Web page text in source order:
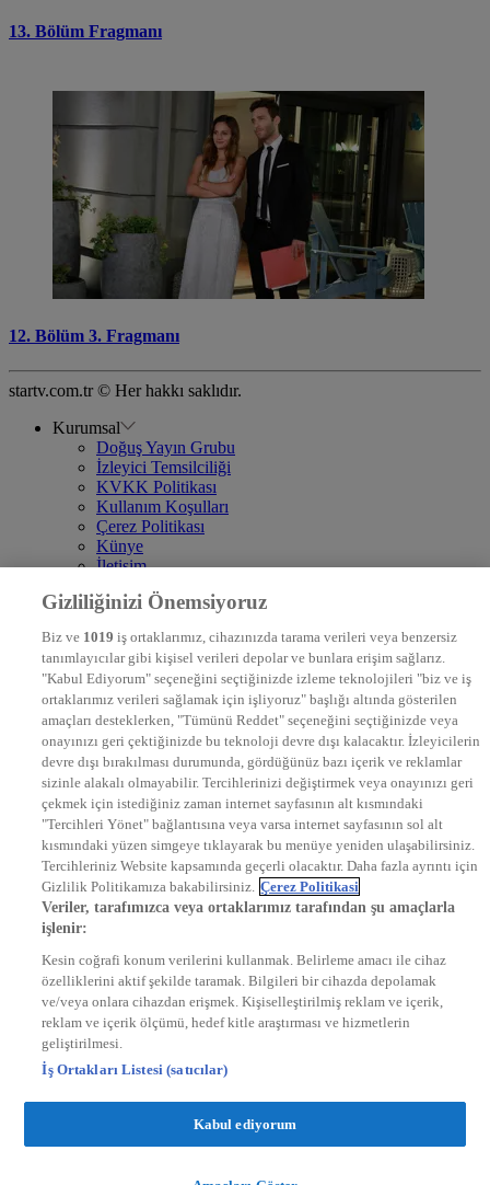
13. Bölüm Fragmanı
12. Bölüm 3. Fragmanı
startv.com.tr © Her hakkı saklıdır.
Kurumsal
Doğuş Yayın Grubu
İzleyici Temsilciliği
KVKK Politikası
Kullanım Koşulları
Çerez Politikası
Künye
İletişim
DYG Televizyonlar
STAR
EURO STAR
KRAL POP TV
DYG Radyolar
NTV RADYO
KRAL FM
KRAL POP
EKSEN
VOYAGE
DYG Dijital
ntv.com.tr
ntvspor.net
secim.ntv.com.tr
startv.com.tr
kralmuzik.com.tr
Gizliliğinizi Önemsiyoruz
Biz ve 1019 iş ortaklarımız, cihazınızda tarama verileri veya benzersiz
tanımlayıcılar gibi kişisel verileri depolar ve bunlara erişim sağlarız.
"Kabul Ediyorum" seçeneğini seçtiğinizde izleme teknolojileri "biz ve iş
ortaklarımız verileri sağlamak için işliyoruz" başlığı altında gösterilen
amaçları desteklerken, "Tümünü Reddet" seçeneğini seçtiğinizde veya
onayınızı geri çektiğinizde bu teknoloji devre dışı kalacaktır. İzleyicilerin
devre dışı bırakılması durumunda, gördüğünüz bazı içerik ve reklamlar
sizinle alakalı olmayabilir. Tercihlerinizi değiştirmek veya onayınızı geri
çekmek için istediğiniz zaman internet sayfasının alt kısmındaki
"Tercihleri Yönet" bağlantısına veya varsa internet sayfasının sol alt
kısmındaki yüzen simgeye tıklayarak bu menüye yeniden ulaşabilirsiniz.
Tercihleriniz Website kapsamında geçerli olacaktır. Daha fazla ayrıntı için
Gizlilik Politikamıza bakabilirsiniz. Çerez Politikasi
Veriler, tarafımızca veya ortaklarımız tarafından şu amaçlarla
işlenir:
Kesin coğrafi konum verilerini kullanmak. Belirleme amacı ile cihaz
özelliklerini aktif şekilde taramak. Bilgileri bir cihazda depolamak
ve/veya onlara cihazdan erişmek. Kişiselleştirilmiş reklam ve içerik,
reklam ve içerik ölçümü, hedef kitle araştırması ve hizmetlerin
geliştirilmesi.
İş Ortakları Listesi (satıcılar)
Kabul ediyorum